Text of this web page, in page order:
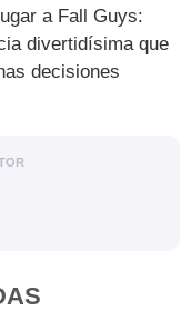
a Fall Guys:
divertidísima que
decisiones